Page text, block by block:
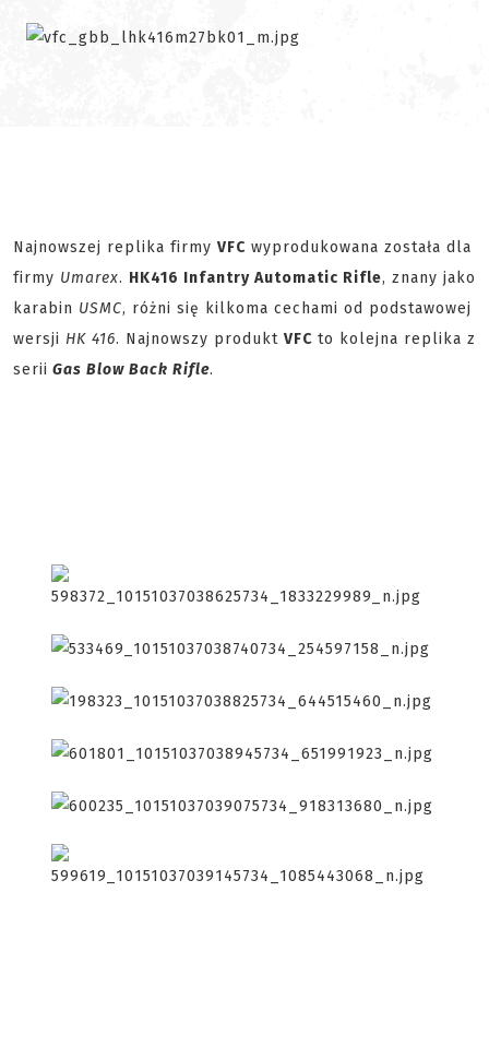
Najnowszej replika firmy VFC wyprodukowana została dla
firmy Umarex. HK416 Infantry Automatic Rifle, znany jako
karabin USMC, różni się kilkoma cechami od podstawowej
wersji HK 416. Najnowszy produkt VFC to kolejna replika z
serii Gas Blow Back Rifle.